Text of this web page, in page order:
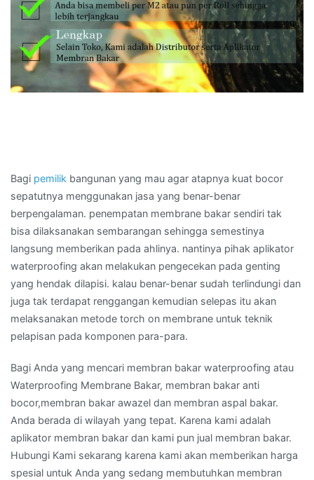
Bagi pemilik bangunan yang mau agar atapnya kuat bocor
sepatutnya menggunakan jasa yang benar-benar
berpengalaman. penempatan membrane bakar sendiri tak
bisa dilaksanakan sembarangan sehingga semestinya
langsung memberikan pada ahlinya. nantinya pihak aplikator
waterproofing akan melakukan pengecekan pada genting
yang hendak dilapisi. kalau benar-benar sudah terlindungi dan
juga tak terdapat renggangan kemudian selepas itu akan
melaksanakan metode torch on membrane untuk teknik
pelapisan pada komponen para-para.
Bagi Anda yang mencari membran bakar waterproofing atau
Waterproofing Membrane Bakar, membran bakar anti
bocor,membran bakar awazel dan membran aspal bakar.
Anda berada di wilayah yang tepat. Karena kami adalah
aplikator membran bakar dan kami pun jual membran bakar.
Hubungi Kami sekarang karena kami akan memberikan harga
spesial untuk Anda yang sedang membutuhkan membran